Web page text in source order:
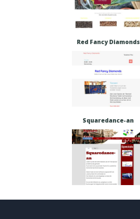
Red Fancy Diamonds
Squaredance-an